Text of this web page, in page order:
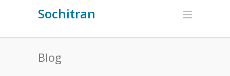
Sochitran
Blog